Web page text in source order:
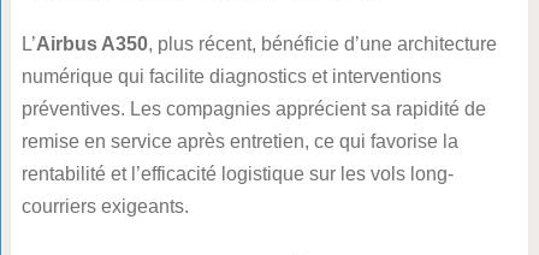
L’Airbus A350, plus récent, bénéficie d’une architecture
numérique qui facilite diagnostics et interventions
préventives. Les compagnies apprécient sa rapidité de
remise en service après entretien, ce qui favorise la
rentabilité et l’efficacité logistique sur les vols long-
courriers exigeants.